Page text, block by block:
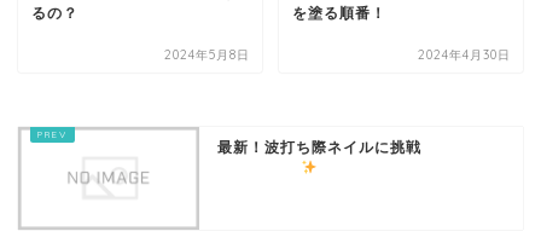
るの？
2024年5月8日
を塗る順番！
2024年4月30日
最新！波打ち際ネイルに挑戦